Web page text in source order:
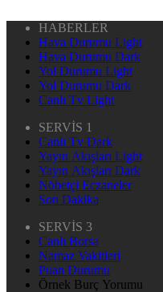
HABERLER
Hava Durumu Light
Hava Durumu Dark
Yol Durumu Light
Yol Durumu Dark
Canlı Tv Light
SERVİS 1
Canlı Tv Dark
Yayın Akışları Light
Yayın Akışları Dark
Nöbetçi Eczaneler
Son Dakika
SERVİS 3
Canlı Borsa
Namaz Vakitleri
Puan Durumu
Örnek Burç Yorumu